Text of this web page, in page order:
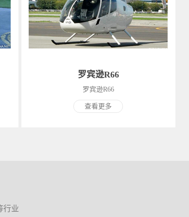
罗宾逊R66
罗宾逊R66
查看更多
行业